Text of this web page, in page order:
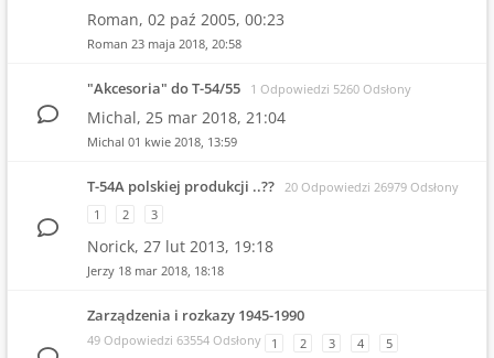
Roman, 02 paź 2005, 00:23
Roman 23 maja 2018, 20:58
"Akcesoria" do T-54/55 1 Odpowiedzi 5260 Odsłony
Michal, 25 mar 2018, 21:04
Michal 01 kwie 2018, 13:59
T-54A polskiej produkcji ..?? 20 Odpowiedzi 26979 Odsłony
1
2 3
Norick, 27 lut 2013, 19:18
Jerzy 18 mar 2018, 18:18
Zarządzenia i rozkazy 1945-1990
49 Odpowiedzi 63554 Odsłony 1 2 3 4 5